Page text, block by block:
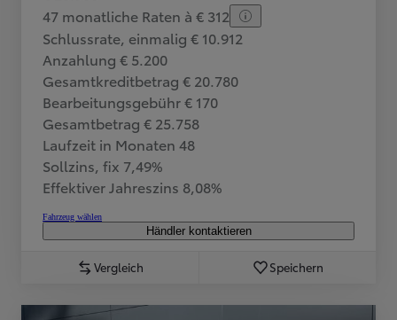
47 monatliche Raten à € 312
Schlussrate, einmalig € 10.912
Anzahlung € 5.200
Gesamtkreditbetrag € 20.780
Bearbeitungsgebühr € 170
Gesamtbetrag € 25.758
Laufzeit in Monaten 48
Sollzins, fix 7,49%
Effektiver Jahreszins 8,08%
Fahrzeug wählen
Händler kontaktieren
Vergleich Speichern